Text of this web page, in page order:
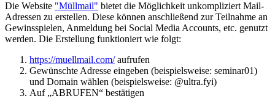
Die Website "Müllmail" bietet die Möglichkeit unkompliziert Mail-
Adressen zu erstellen. Diese können anschließend zur Teilnahme an
Gewinsspielen, Anmeldung bei Social Media Accounts, etc. genutzt
werden. Die Erstellung funktioniert wie folgt:
https://muellmail.com/aufrufen
Gewünschte Adresse eingeben (beispielsweise: seminar01)
und Domain wählen (beispielsweise: @ultra.fyi)
Auf „ABRUFEN“ bestätigen